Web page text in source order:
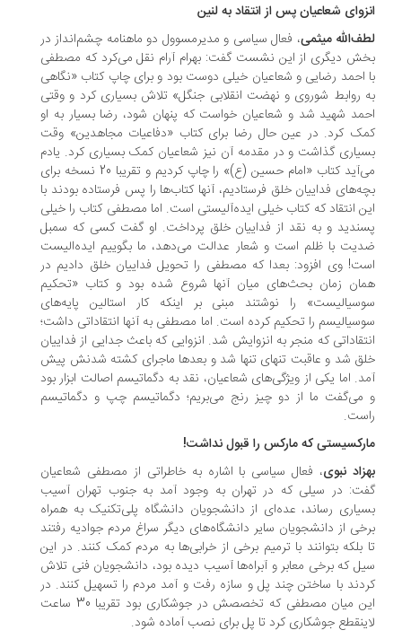
شعاعیان پس از انتقاد به لنین
میثمی ، فعال سیاسی و مدیرمسوول دو ماهنامه چشم‌انداز در
دیگری از این نشست گفت: بهرام آرام نقل می‌کرد که مصطفی
احمد رضایی و شعاعیان خیلی دوست بود و برای چاپ کتاب «نگاهی
روابط شوروی و نهضت انقلابی جنگل» تلاش بسیاری کرد و وقتی
شهید شد و شعاعیان خواست که پنهان شود، رضا بسیار به او
کرد. در عین حال رضا برای کتاب «دفاعیات مجاهدین» وقت
گذاشت و در مقدمه آن نیز شعاعیان کمک بسیاری کرد. یادم
می‌آید کتاب «امام حسین (ع)» را چاپ کردیم و تقریبا 20 نسخه برای
فداییان خلق فرستادیم، آنها کتاب‌ها را پس فرستاده بودند با
انتقاد که کتاب خیلی ایده‌آلیستی است. اما مصطفی کتاب را خیلی
و به نقد از فداییان خلق پرداخت. او گفت کسی که سمبل
با ظلم است و شعار عدالت می‌دهد، ما بگوییم ایده‌الیست
وی افزود: بعدا که مصطفی را تحویل فداییان خلق دادیم در
زمان بحث‌های میان آنها شروع شده بود و کتاب «تحکیم
را نوشتند مبنی بر اینکه کار استالین پایه‌های
را تحکیم کرده است. اما مصطفی به آنها انتقاداتی داشت؛
که منجر به انزوایش شد. انزوایی که باعث جدایی از فداییان
شد و عاقبت تنهای تنها شد و بعدها ماجرای کشته شدنش پیش
اما یکی از ویژگی‌های شعاعیان، نقد به دگماتیسم اصالت ابزار بود
ما از دو چیز رنج می‌بریم؛ دگماتیسم چپ و دگماتیسم
که مارکس را قبول نداشت!
نبوی، فعال سیاسی با اشاره به خاطراتی از مصطفی شعاعیان
در سیلی که در تهران به وجود آمد به جنوب تهران آسیب
رساند، عده‌ای از دانشجویان دانشگاه پلی‌تکنیک به همراه
از دانشجویان سایر دانشگاه‌های دیگر سراغ مردم جوادیه رفتند
بلکه بتوانند با ترمیم برخی از خرابی‌ها به مردم کمک کنند. در این
که برخی معابر و آبراه‌ها آسیب دیده بود، دانشجویان فنی تلاش
با ساختن چند پل و سازه رفت و آمد مردم را تسهیل کنند. در
این میان مصطفی که تخصصش در جوشکاری بود تقریبا 30 ساعت
جوشکاری کرد تا پل برای نصب آماده شود.